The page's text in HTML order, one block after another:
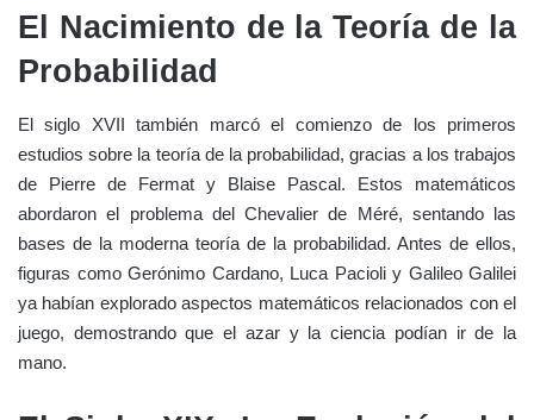
El Nacimiento de la Teoría de la
Probabilidad
El siglo XVII también marcó el comienzo de los primeros
estudios sobre la teoría de la probabilidad, gracias a los trabajos
de Pierre de Fermat y Blaise Pascal. Estos matemáticos
abordaron el problema del Chevalier de Méré, sentando las
bases de la moderna teoría de la probabilidad. Antes de ellos,
figuras como Gerónimo Cardano, Luca Pacioli y Galileo Galilei
ya habían explorado aspectos matemáticos relacionados con el
juego, demostrando que el azar y la ciencia podían ir de la
mano.